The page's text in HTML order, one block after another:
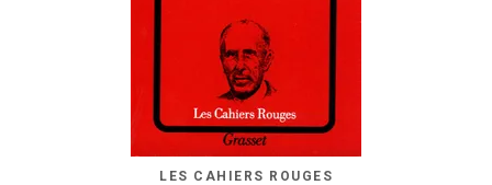
LES CAHIERS ROUGES